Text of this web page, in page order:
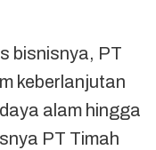
bisnisnya, PT
keberlanjutan
alam hingga
PT Timah